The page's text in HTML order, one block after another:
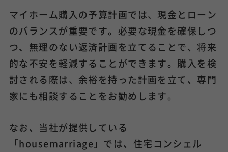
マイホーム購入の予算計画では、現金とローン
のバランスが重要です。必要な現金を確保しつ
つ、無理のない返済計画を立てることで、将来
的な不安を軽減することができます。購入を検
討される際は、余裕を持った計画を立て、専門
家にも相談することをお勧めします。
なお、当社が提供している
「housemarriage」では、住宅コンシェル